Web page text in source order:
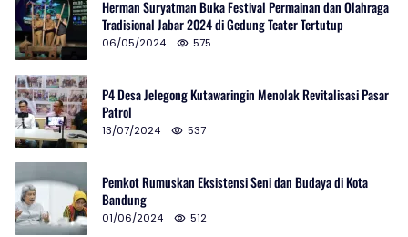
Herman Suryatman Buka Festival Permainan dan Olahraga
Tradisional Jabar 2024 di Gedung Teater Tertutup
06/05/2024 575
P4 Desa Jelegong Kutawaringin Menolak Revitalisasi Pasar
Patrol
13/07/2024 537
Pemkot Rumuskan Eksistensi Seni dan Budaya di Kota
Bandung
01/06/2024 512